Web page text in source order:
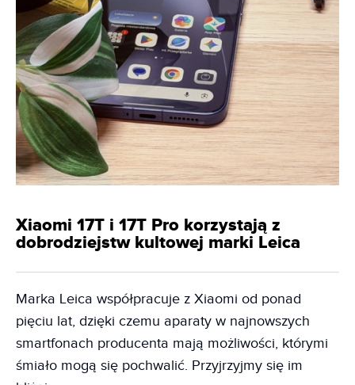
Xiaomi 17T i 17T Pro korzystają z
dobrodziejstw kultowej marki Leica
Marka Leica współpracuje z Xiaomi od ponad
pięciu lat, dzięki czemu aparaty w najnowszych
smartfonach producenta mają możliwości, którymi
śmiało mogą się pochwalić. Przyjrzyjmy się im